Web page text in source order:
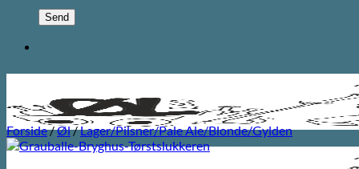
Forside/Øl/Lager/Pilsner/Pale Ale/Blonde/Gylden